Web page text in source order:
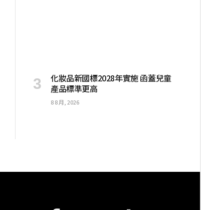
化妝品新國標2028年實施 函蓋兒童
產品標準更高
8 8 月, 2026